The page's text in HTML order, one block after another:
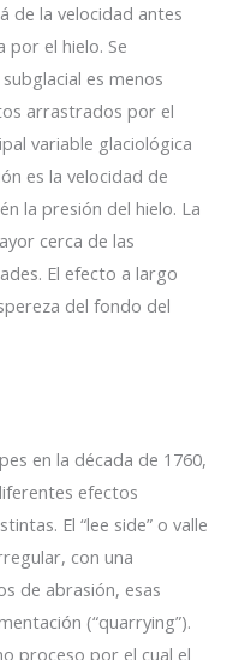
de la velocidad antes
por el hielo. Se
es menos
arrastrados por el
variable glaciológica
es la velocidad de
la presión del hielo. La
cerca de las
El efecto a largo
del fondo del
en la década de 1760,
efectos
El “lee side” o valle
con una
de abrasión, esas
(“quarrying”).
proceso por el cual el